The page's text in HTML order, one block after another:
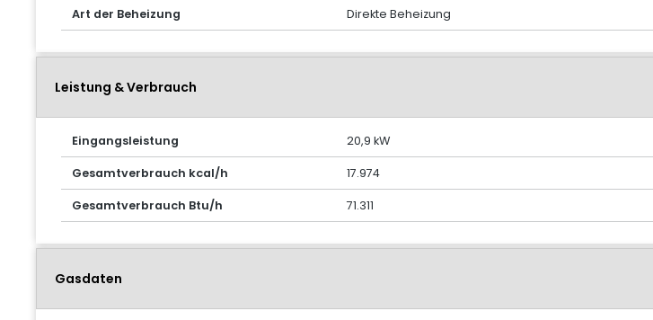
Art der Beheizung Direkte Beheizung
Leistung & Verbrauch
Eingangsleistung 20,9 kW
Gesamtverbrauch kcal/h 17.974
Gesamtverbrauch Btu/h 71.311
Gasdaten